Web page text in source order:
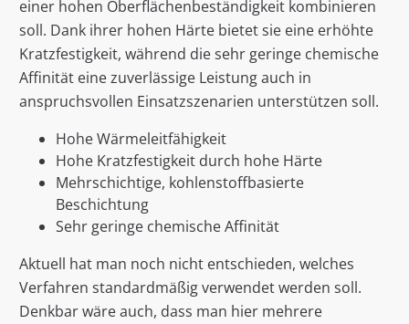
einer hohen Oberflächenbeständigkeit kombinieren
soll. Dank ihrer hohen Härte bietet sie eine erhöhte
Kratzfestigkeit, während die sehr geringe chemische
Affinität eine zuverlässige Leistung auch in
anspruchsvollen Einsatzszenarien unterstützen soll.
Hohe Wärmeleitfähigkeit
Hohe Kratzfestigkeit durch hohe Härte
Mehrschichtige, kohlenstoffbasierte
Beschichtung
Sehr geringe chemische Affinität
Aktuell hat man noch nicht entschieden, welches
Verfahren standardmäßig verwendet werden soll.
Denkbar wäre auch, dass man hier mehrere